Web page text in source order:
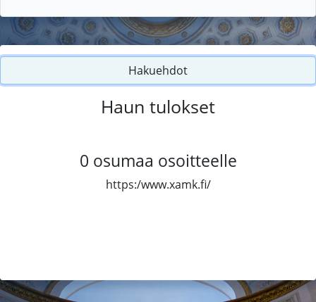
Hakuehdot
Haun tulokset
0 osumaa osoitteelle
https:/www.xamk.fi/